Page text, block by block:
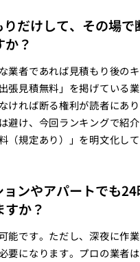
だけして、その場で
？
業者であれば見積もり後の
張見積無料」を掲げている業
ければ断る権利が読者にあ
避け、今回ランキングで紹
（規定あり）」を明文化し
ンやアパートでも
すか？
能です。ただし、深夜に作
要になります。プロの業者